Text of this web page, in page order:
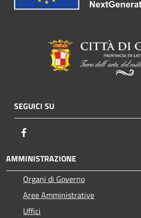
SEGUICI SU
AMMINISTRAZIONE
Organi di Governo
Aree Amministrative
Uffici